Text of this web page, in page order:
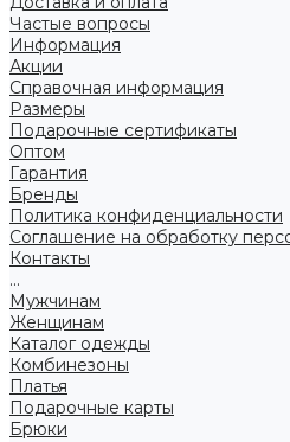
Частые вопросы
Информация
Акции
Справочная информация
Размеры
Подарочные сертификаты
Оптом
Гарантия
Бренды
Политика конфиденциальности
Соглашение на обработку
Контакты
...
Мужчинам
Женщинам
Каталог одежды
Комбинезоны
Платья
Подарочные карты
Брюки